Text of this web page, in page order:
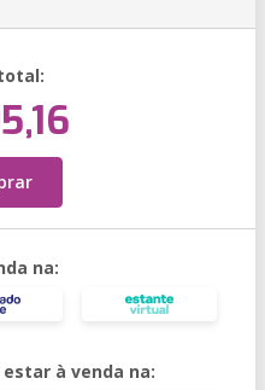
na:
à venda na: